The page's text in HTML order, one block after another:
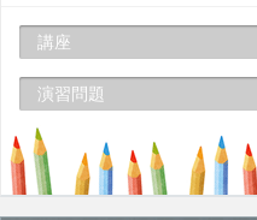
講座
演習問題